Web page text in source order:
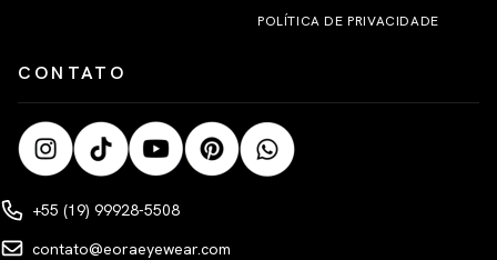
POLÍTICA DE PRIVACIDADE
CONTATO
+55 (19) 99928-5508
contato@eoraeyewear.com